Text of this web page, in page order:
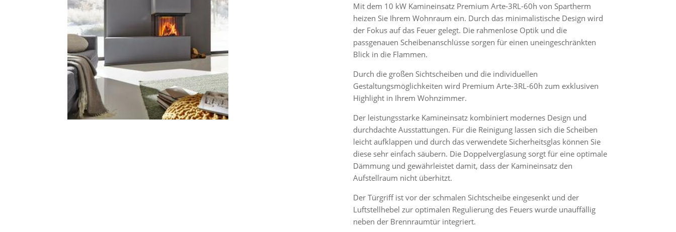
Mit dem 10 kW Kamineinsatz Premium Arte-3RL-60h von Spartherm
heizen Sie Ihrem Wohnraum ein. Durch das minimalistische Design wird
der Fokus auf das Feuer gelegt. Die rahmenlose Optik und die
passgenauen Scheibenanschlüsse sorgen für einen uneingeschränkten
Blick in die Flammen.
Durch die großen Sichtscheiben und die individuellen
Gestaltungsmöglichkeiten wird Premium Arte-3RL-60h zum exklusiven
Highlight in Ihrem Wohnzimmer.
Der leistungsstarke Kamineinsatz kombiniert modernes Design und
durchdachte Ausstattungen. Für die Reinigung lassen sich die Scheiben
leicht aufklappen und durch das verwendete Sicherheitsglas können Sie
diese sehr einfach säubern. Die Doppelverglasung sorgt für eine optimale
Dämmung und gewährleistet damit, dass der Kamineinsatz den
Aufstellraum nicht überhitzt.
Der Türgriff ist vor der schmalen Sichtscheibe eingesenkt und der
Luftstellhebel zur optimalen Regulierung des Feuers wurde unauffällig
neben der Brennraumtür integriert.